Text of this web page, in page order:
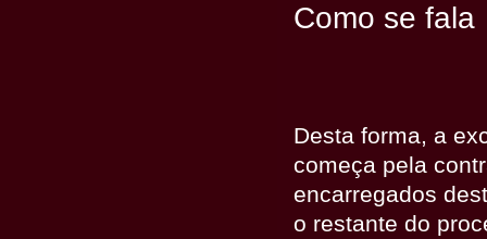
Como se fala
Desta forma, a
começa pela
encarregados
o restante do